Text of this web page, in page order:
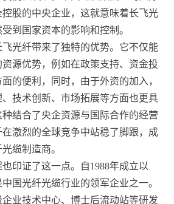
控股的中央企业，这就意味着长飞光
到国家资本的影响和控制。
光纤带来了独特的优势。它不仅能
源优势，例如在政策支持、资金投
的便利，同时，由于外资的加入，
技术创新、市场拓展等方面也更具
结合了央企资源与国际合作的经营
激烈的全球竞争中站稳了脚跟，成
缆制造商。
印证了这一点。自1988年成立以
国光纤光缆行业的领军企业之一。
业技术中心、博士后流动站等研发